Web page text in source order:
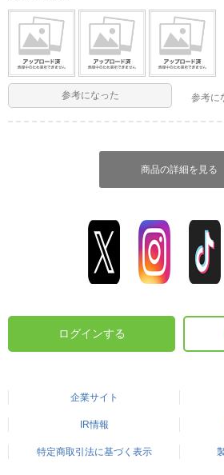
参考になった 参考に
商品の詳細を見る
ログインする
企業サイト
IR情報
特定商取引法に基づく表示